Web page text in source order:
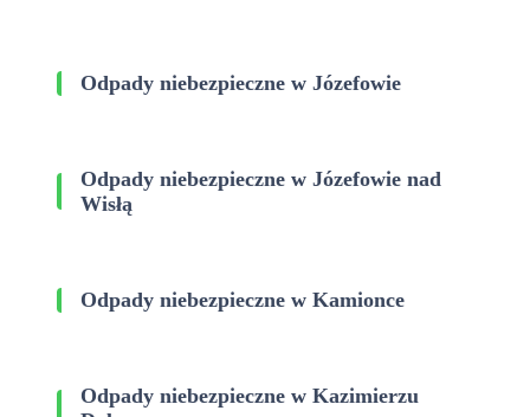
Odpady niebezpieczne w Józefowie
Odpady niebezpieczne w Józefowie nad
Wisłą
Odpady niebezpieczne w Kamionce
Odpady niebezpieczne w Kazimierzu